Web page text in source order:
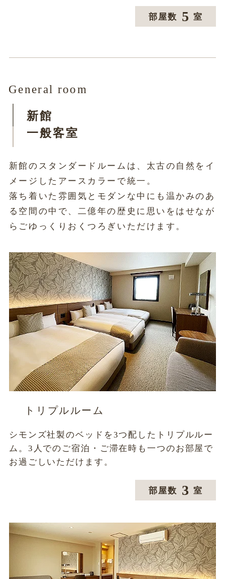
部屋数 5 室
General room
新館
一般客室
新館のスタンダードルームは、太古の自然をイ
メージしたアースカラーで統一。
落ち着いた雰囲気とモダンな中にも温かみのあ
る空間の中で、二億年の歴史に思いをはせなが
らごゆっくりおくつろぎいただけます。
トリプルルーム
シモンズ社製のベッドを3つ配したトリプルルー
ム。3人でのご宿泊・ご滞在時も一つのお部屋で
お過ごしいただけます。
部屋数 3 室